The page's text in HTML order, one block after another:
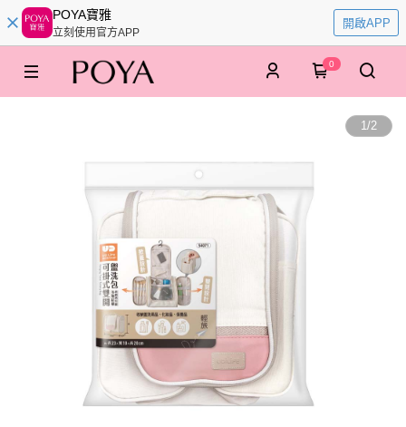
POYA寶雅
立刻使用官方APP
開啟APP
0
1/2